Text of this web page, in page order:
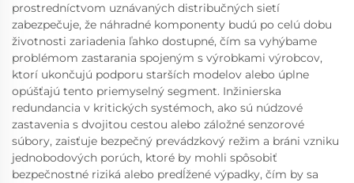
prostredníctvom uznávaných distribučných sietí
zabezpečuje, že náhradné komponenty budú po celú dobu
životnosti zariadenia ľahko dostupné, čím sa vyhýbame
problémom zastarania spojeným s výrobkami výrobcov,
ktorí ukončujú podporu starších modelov alebo úplne
opúšťajú tento priemyselný segment. Inžinierska
redundancia v kritických systémoch, ako sú núdzové
zastavenia s dvojitou cestou alebo záložné senzorové
súbory, zaisťuje bezpečný prevádzkový režim a bráni vzniku
jednobodových porúch, ktoré by mohli spôsobiť
bezpečnostné riziká alebo predĺžené výpadky, čím by sa